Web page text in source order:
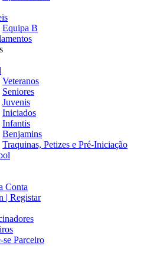
Equipa B
Veteranos
Seniores
Juvenis
Iniciados
Infantis
Benjamins
Traquinas, Petizes e Pré-Iniciação
Conta
| Registar
se Parceiro